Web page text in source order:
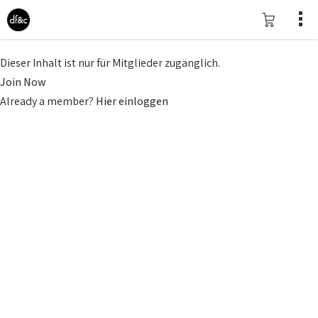
Dieser Inhalt ist nur für Mitglieder zugänglich.
Join Now
Already a member? Hier einloggen